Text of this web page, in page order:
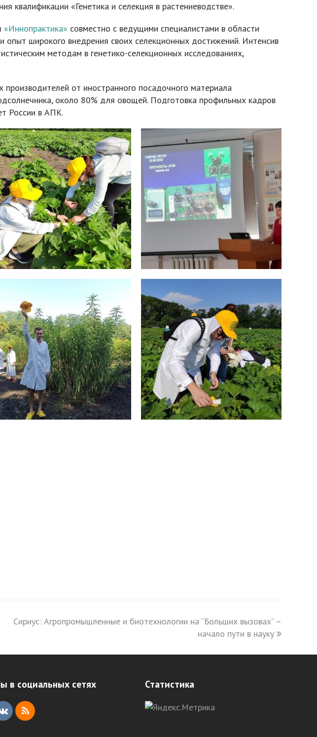
квалификации «Генетика и селекция в растениеводстве».
«Иннопрактика» совместно с ведущими специалистами в области
широкого внедрения своих селекционных достижений. Интенсив
методам в генетико-селекционных исследованиях,
от иностранного посадочного материала
около 80% для овощей. Подготовка профильных кадров
России в АПК.
next
Сириус: Агропромышленные и биотехнологии на “Больших вызовах” –
начало пути в науку
в социальных сетях
V
R
Статистика